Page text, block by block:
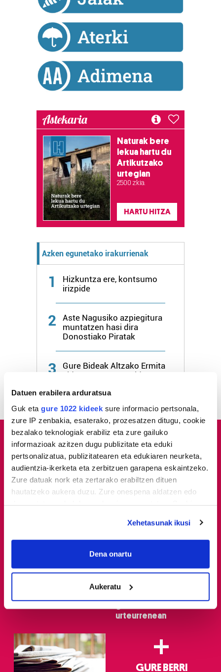
Datuen erabilera arduratsua
Guk eta gure 1022 kideek sure informacio pertsonala,
zure IP zenbakia, esaterako, prozesatzen ditugu, cookie
bezalako teknologiak erabiliz eta zure gailuko
informazioak azitzen dugu publizitate eta eduki
pertsonalizatua, publizitatearen eta edukiaren neurketa,
audientzia-ikerketa eta zerbitzuen garapena eskaintzeko.
Zure datuak nork eta zertarako erabiltzen dituen
hautatzeko aukera duzu. Zure onespena aldatzen edo
If you allow, we would also like to:
Collect information about your geographical
meters
Identify your device by actively scanning it for
specific characteristics (fingerprinting)
Find out more about how your personal data is processed
Guk eta gure bazkideek zure datu pertsonalak
prozesatzen ditugu, zure IP zenbakia, besteak beste,
Xehetasunak ikusi
Dena onartu
Aukeratu
Astekaria
Naturak bere
lekua hartu du
Artikutzako
urtegian
2.500 zkia.
HARTU HITZA
Azken egunetako irakurrienak
1
Hizkuntza ere, kontsumo
irizpide
2
Aste Nagusiko azpiegitura
muntatzen hasi dira
Donostiako Piratak
3
Gure Bideak Altzako Ermita
aldaparen egoera aldatu
Eskaintzak
LA ENCARTADA
Gure berri.
'Atzera begira,
Dinamitarekin' ibilaldi
urteurrenean
+
GURE BERRI